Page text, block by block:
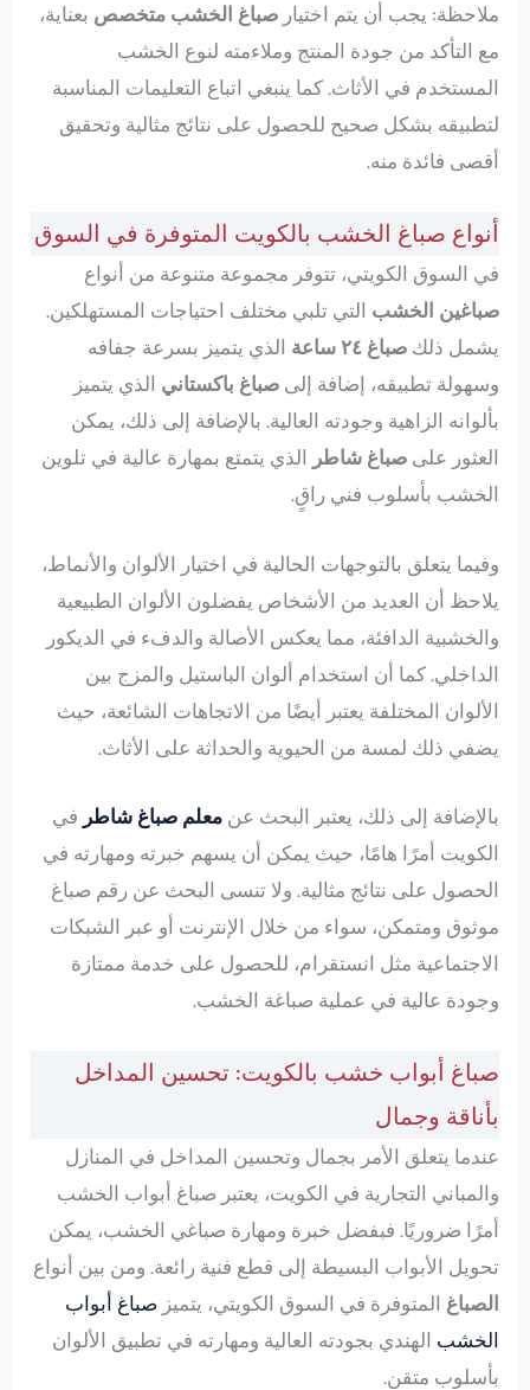
ملاحظة: يجب أن يتم اختيارصباغ الخشب متخصص بعناية،
مع التأكد من جودة المنتج وملاءمته لنوع الخشب
المستخدم في الأثاث. كما ينبغي اتباع التعليمات المناسبة
لتطبيقه بشكل صحيح للحصول على نتائج مثالية وتحقيق
أقصى فائدة منه.
أنواع صباغ الخشب بالكويت المتوفرة في السوق
في السوق الكويتي، تتوفر مجموعة متنوعة من أنواع
صباغين الخشب التي تلبي مختلف احتياجات المستهلكين.
يشمل ذلكصباغ ٢٤ ساعة
الذي يتميز بسرعة جفافه
وسهولة تطبيقه، إضافة إلىصباغ باكستاني الذي يتميز
بألوانه الزاهية وجودته العالية. بالإضافة إلى ذلك، يمكن
العثور علىصباغ شاطر
الذي يتمتع بمهارة عالية في تلوين
الخشب بأسلوب فني راقٍ.
وفيما يتعلق بالتوجهات الحالية في اختيار الألوان والأنماط،
يلاحظ أن العديد من الأشخاص يفضلون الألوان الطبيعية
والخشبية الدافئة، مما يعكس الأصالة والدفء في الديكور
الداخلي. كما أن استخدام ألوان الباستيل والمزج بين
الألوان المختلفة يعتبر أيضًا من الاتجاهات الشائعة، حيث
يضفي ذلك لمسة من الحيوية والحداثة على الأثاث.
بالإضافة إلى ذلك، يعتبر البحث عنمعلم صباغ شاطر في
الكويت أمرًا هامًا، حيث يمكن أن يسهم خبرته ومهارته في
الحصول على نتائج مثالية. ولا تنسى البحث عن رقم صباغ
موثوق ومتمكن، سواء من خلال الإنترنت أو عبر الشبكات
الاجتماعية مثل انستقرام، للحصول على خدمة ممتازة
وجودة عالية في عملية صباغة الخشب.
صباغ أبواب خشب بالكويت: تحسين المداخل
بأناقة وجمال
عندما يتعلق الأمر بجمال وتحسين المداخل في المنازل
والمباني التجارية في الكويت، يعتبر صباغ أبواب الخشب
أمرًا ضروريًا. فبفضل خبرة ومهارة صباغي الخشب، يمكن
تحويل الأبواب البسيطة إلى قطع فنية رائعة. ومن بين أنواع
الصباغ المتوفرة في السوق الكويتي، يتميزصباغ أبواب
الخشب الهندي بجودته العالية ومهارته في تطبيق الألوان
بأسلوب متقن.